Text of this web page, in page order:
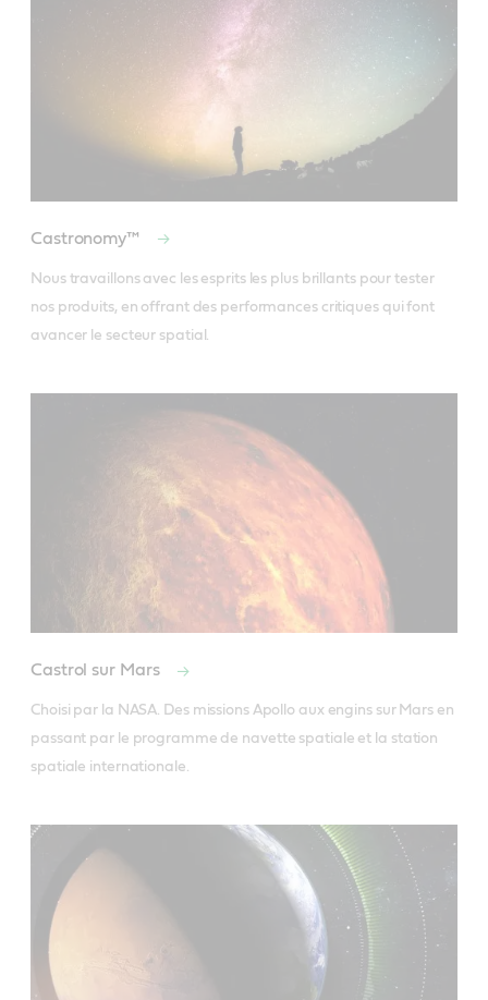
Castronomy™
Nous travaillons avec les esprits les plus brillants pour tester
nos produits, en offrant des performances critiques qui font
avancer le secteur spatial.
Castrol sur Mars
Choisi par la NASA. Des missions Apollo aux engins sur Mars en
passant par le programme de navette spatiale et la station
spatiale internationale.